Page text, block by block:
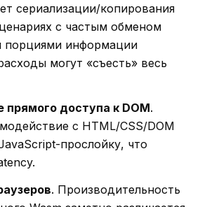
сериализации/копирования
с частым обменом
порциями информации
могут «съесть» весь
прямого доступа к DOM.
с HTML/CSS/DOM
прослойку, что
. Производительность